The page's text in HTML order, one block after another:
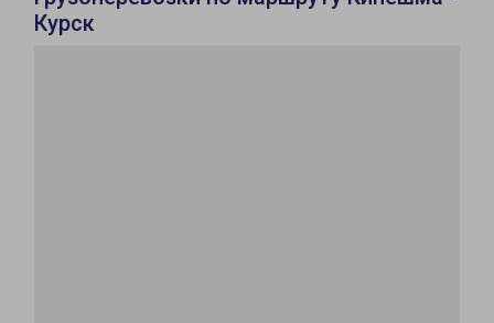
Курск